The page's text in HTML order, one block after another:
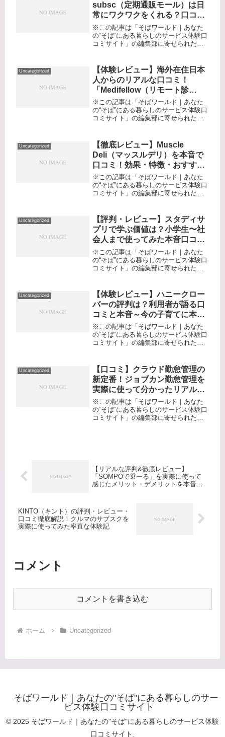
subsc（定期通販モール）は日
常にワクワクをくれる？口コ
ミ・評判・体験談
※この記事は「そばワールド｜あなた
の“そば”にある暮らしのサービス体験口
コミサイト」の編集部に寄せられた各
ーティン」になってはいませんか？
「もっと新しいものに出会いたい」
「...
Uncategorized
【体験レビュー】海外在住日本
人からのリアルな口コミ！
「Medifellow（リモート診
療）」の評判・活用シーン・メ
リットを徹底レポート
※この記事は「そばワールド｜あなた
の“そば”にある暮らしのサービス体験口
コミサイト」の編集部に寄せられた各
葉も分からないし、正確な医療情報や
診察をどう受ければいいか不安…。...
Uncategorized
【徹底レビュー】Muscle
Deli（マッスルデリ）を本音で
口コミ！効果・特徴・おすすめ
活用法から気になる点まで体験
談を大公開
※この記事は「そばワールド｜あなた
の“そば”にある暮らしのサービス体験口
コミサイト」の編集部に寄せられた各
る方、または「ダイエットしたい！で
も毎日食事の準備が大変…」と悩ん...
Uncategorized
【評判・レビュー】スタディサ
プリで学ぶ価値は？小学生〜社
会人まで使ってみた本音口コミ
体験
※この記事は「そばワールド｜あなた
の“そば”にある暮らしのサービス体験口
コミサイト」の編集部に寄せられた各
ない…いざ「勉強しなきゃ」と思って
も、やる気が続かなかったり、自分...
Uncategorized
【体験レビュー】ハニークロー
バーの評判は？利用者が語る口
コミと本音～今の子育てに本当
に役立つサービスなのか徹底検
証してみた～
※この記事は「そばワールド｜あなた
の“そば”にある暮らしのサービス体験口
コミサイト」の編集部に寄せられた各
らない」「預かり保育もいっぱい…」
「うちの子、今日は熱が出て保育園...
Uncategorized
【口コミ】クラウド勤怠管理の
新定番！ジョブカン勤怠管理を
実際に使って分かったリアルな
評判・レビュー
※この記事は「そばワールド｜あなた
の“そば”にある暮らしのサービス体験口
コミサイト」の編集部に寄せられた各
【リアルな評判&徹底レビュー】
「SOMPOで乗ーる」を実際に使って
感じたメリット・デメリットを本音で
KINTO（キント）の評判・レビュー・
口コミ徹底解説！クルマのサブスクを
実際に使ってみた率直な体験記
コメント
コメントを書き込む
ホーム Uncategorized
そばワールド｜あなたの"そば"にある暮らしのサー
ビス体験口コミサイト
© 2025 そばワールド｜あなたの"そば"にある暮らしのサービス体験
口コミサイト.